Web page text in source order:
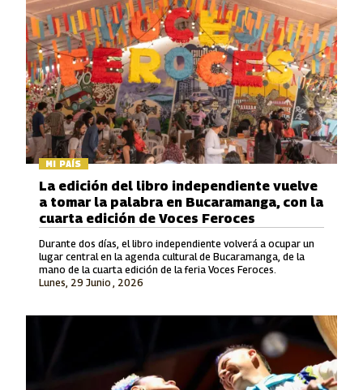
MI PAÍS
Durante dos días, el libro independiente volverá a ocupar un
lugar central en la agenda cultural de Bucaramanga, de la
mano de la cuarta edición de la feria Voces Feroces.
Lunes, 29 Junio , 2026
La edición del libro independiente vuelve
a tomar la palabra en Bucaramanga, con la
cuarta edición de Voces Feroces